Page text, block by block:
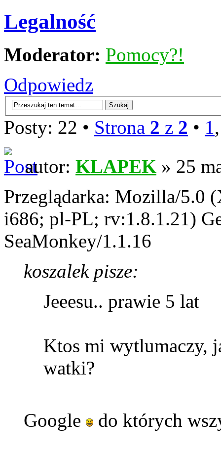
Legalność
Moderator: Pomocy?!
Odpowiedz
Posty: 22 • Strona 2 z 2 • 1
autor: KLAPEK » 25
Przeglądarka: Mozilla/5.0
i686; pl-PL; rv:1.8.1.21)
SeaMonkey/1.1.16
koszalek pisze:
Jeeesu.. prawie 5 lat
Ktos mi wytlumaczy,
watki?
Google do których